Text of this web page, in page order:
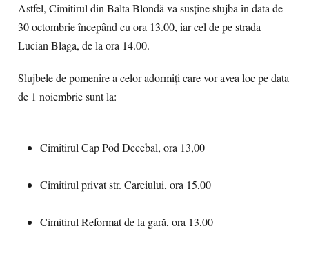
Astfel, Cimitirul din Balta Blondă va susține slujba în data de
30 octombrie începând cu ora 13.00, iar cel de pe strada
Lucian Blaga, de la ora 14.00.
Slujbele de pomenire a celor adormiți care vor avea loc pe data
de 1 noiembrie sunt la:
Cimitirul Cap Pod Decebal, ora 13,00
Cimitirul privat str. Careiului, ora 15,00
Cimitirul Reformat de la gară, ora 13,00